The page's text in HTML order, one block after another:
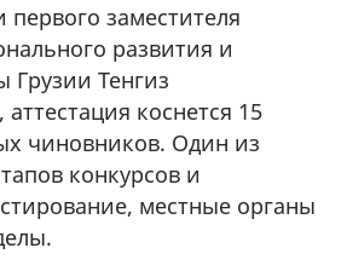
заместителя
развития и
Грузии Тенгиз
коснется 15
чиновников. Один из
конкурсов и
местные органы